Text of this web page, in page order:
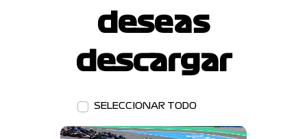
deseas
descargar
SELECCIONAR TODO